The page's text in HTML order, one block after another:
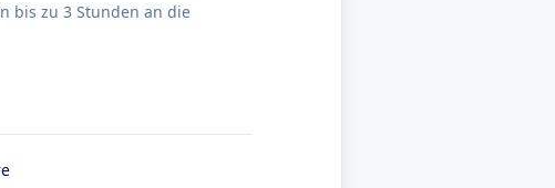
bis zu 3 Stunden an die